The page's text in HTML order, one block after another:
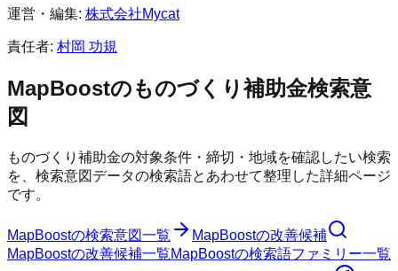
運営・編集: 株式会社Mycat
責任者: 村岡 功規
MapBoostのものづくり補助金検索意
図
ものづくり補助金の対象条件・締切・地域を確認したい検索
を、検索意図データの検索語とあわせて整理した詳細ページ
です。
MapBoostの検索意図一覧 MapBoostの改善候補
MapBoostの改善候補一覧MapBoostの検索語ファミリー一覧